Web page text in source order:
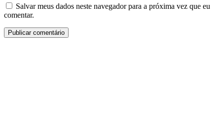
Salvar meus dados neste navegador para a próxima vez que eu
comentar.